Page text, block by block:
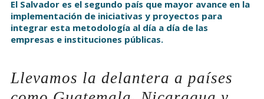
El Salvador es el segundo país que mayor avance en la
implementación de iniciativas y proyectos para
integrar esta metodología al día a día de las
empresas e instituciones públicas.
Llevamos la delantera a países